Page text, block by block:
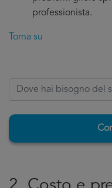
professionista.
Torna su